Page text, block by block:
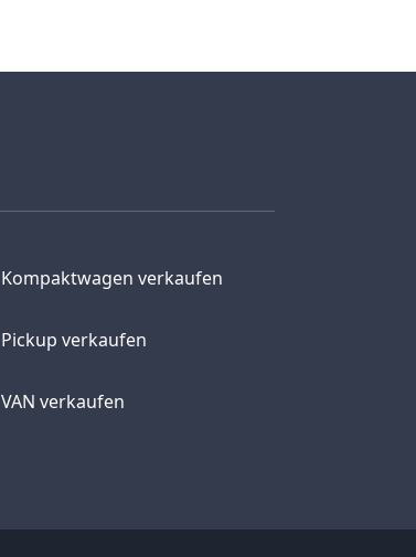
Kompaktwagen verkaufen
Pickup verkaufen
VAN verkaufen